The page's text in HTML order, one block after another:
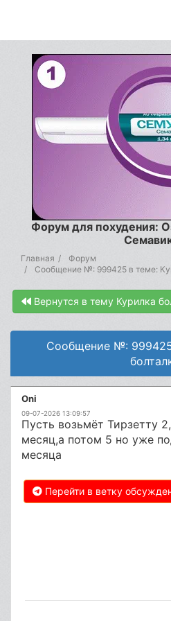
Форум для похудения:
Главная
Форум
Сообщение №: 999425 в теме:
Вернутся в тему Курилка
Сообщение №:
Oni
09-07-2026 13:09:57
Пусть возьмёт Тирзетту
месяц,а потом 5 но уже
месяца
Перейти в ветку